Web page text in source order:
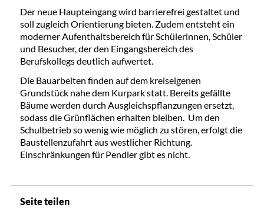
Der neue Haupteingang wird barrierefrei gestaltet und
soll zugleich Orientierung bieten. Zudem entsteht ein
moderner Aufenthaltsbereich für Schülerinnen, Schüler
und Besucher, der den Eingangsbereich des
Berufskollegs deutlich aufwertet.
Die Bauarbeiten finden auf dem kreiseigenen
Grundstück nahe dem Kurpark statt. Bereits gefällte
Bäume werden durch Ausgleichspflanzungen ersetzt,
sodass die Grünflächen erhalten bleiben. Um den
Schulbetrieb so wenig wie möglich zu stören, erfolgt die
Baustellenzufahrt aus westlicher Richtung.
Einschränkungen für Pendler gibt es nicht.
Seite teilen